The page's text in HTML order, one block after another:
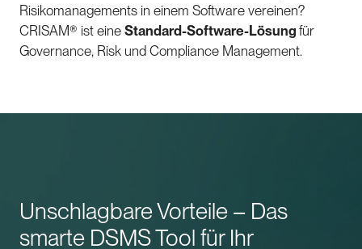
Risikomanagements in einem Software vereinen?
CRISAM® ist eine Standard-Software-Lösung für
Governance, Risk und Compliance Management.
Unschlagbare Vorteile – Das
smarte DSMS Tool für Ihr